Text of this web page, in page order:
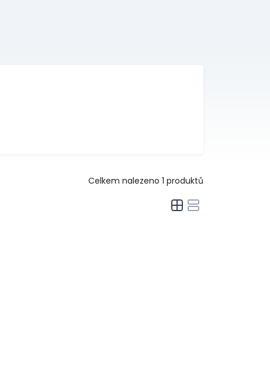
Celkem nalezeno 1 produktů